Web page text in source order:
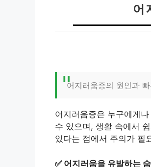
어
어지러움증의 원인과
어지러움증은 누구에게
수 있으며, 생활 속에서
있다는 점에서 주의가 필
✅ 어지러움을 유발하는